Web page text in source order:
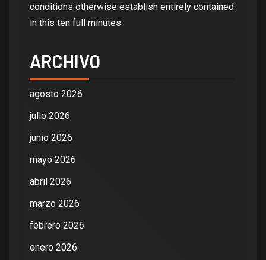
conditions otherwise establish entirely contained
in this ten full minutes
ARCHIVO
agosto 2026
julio 2026
junio 2026
mayo 2026
abril 2026
marzo 2026
febrero 2026
enero 2026